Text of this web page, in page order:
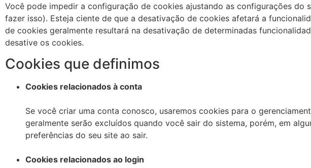
Você pode impedir a configuração de cookies ajustando as configurações do
fazer isso). Esteja ciente de que a desativação de cookies afetará a
de cookies geralmente resultará na desativação de determinadas
desative os cookies.
Cookies que definimos
Cookies relacionados à conta
Se você criar uma conta conosco, usaremos cookies para o
geralmente serão excluídos quando você sair do sistema, porém, em
preferências do seu site ao sair.
Cookies relacionados ao login